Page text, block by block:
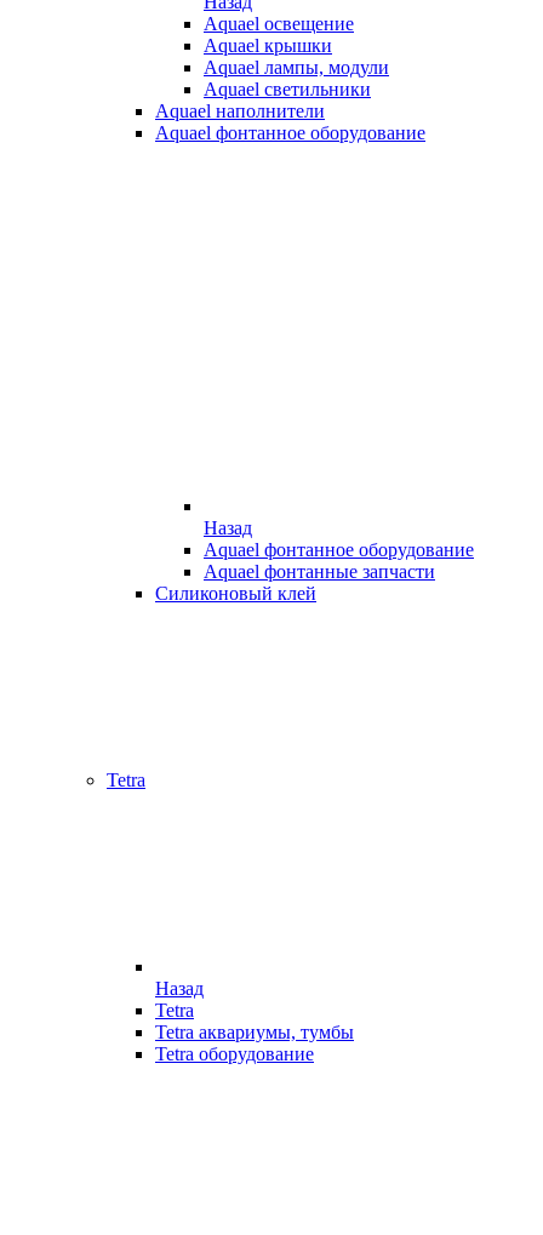
Aquael освещение
Aquael крышки
Aquael лампы, модули
Aquael светильники
Aquael наполнители
Aquael фонтанное оборудование
Назад
Aquael фонтанное оборудование
Aquael фонтанные запчасти
Силиконовый клей
Tetra
Назад
Tetra
Tetra аквариумы, тумбы
Tetra оборудование